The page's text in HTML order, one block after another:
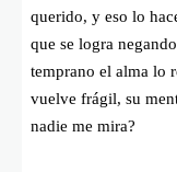
querido, y eso lo
que se logra
temprano el alma lo
vuelve frágil, su
nadie me mira?